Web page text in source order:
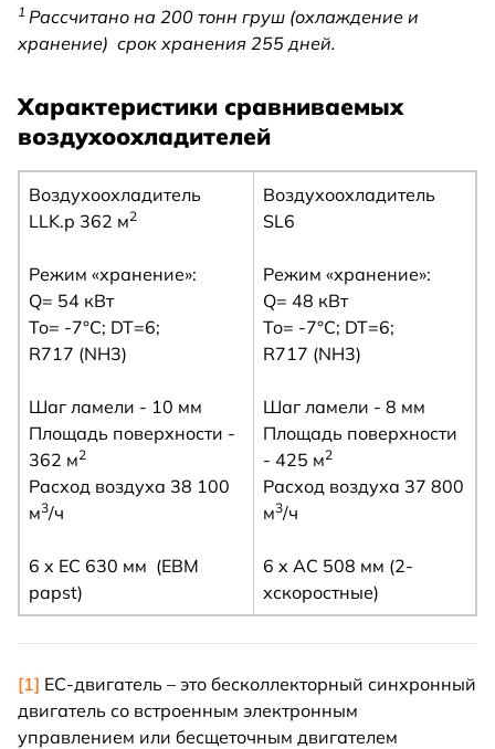
1 Рассчитано на 200 тонн груш (охлаждение и
хранение) срок хранения 255 дней.
Характеристики сравниваемых
воздухоохладителей
Воздухоохладитель
LLK.p 362 м2
Режим «хранение»:
Q= 54 кВт
To= -7°C; DT=6;
R717 (NH3)
Шаг ламели - 10 мм
Площадь поверхности -
362 м2
Расход воздуха 38 100
м3/ч
6 x EC 630 мм (EBM
papst)
Воздухоохладитель
SL6
Режим «хранение»:
Q= 48 кВт
To= -7°C; DT=6;
R717 (NH3)
Шаг ламели - 8 мм
Площадь поверхности
- 425 м2
Расход воздуха 37 800
м3/ч
6 x AC 508 мм (2-
хскоростные)
[1] ЕС-двигатель – это бесколлекторный синхронный
двигатель со встроенным электронным
управлением или бесщеточным двигателем